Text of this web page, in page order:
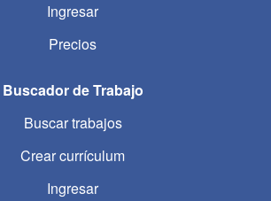
Ingresar
Precios
Buscador de Trabajo
Buscar trabajos
Crear currículum
Ingresar